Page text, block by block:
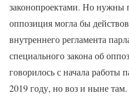
законопроектами. Но нужны
оппозиция могла бы
внутреннего регламента
специального закона об
говорилось с начала работы
2019 году, но воз и ныне там.